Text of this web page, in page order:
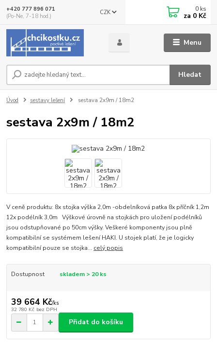
Menu
CZK
Hledat
+420 777 896 071
(Po-Ne, 7-18 hod.)
0 ks
za 0 Kč
Úvod sestavy lešení sestava 2x9m / 18m2
sestava 2x9m / 18m2
V ceně produktu: 8x stojka výška 2,0m -obdelníková patka 8x příčník 1,2m
12x podélník 3,0m Výškové úrovně na stojkách pro uložení podélníků
jsou odstupňované po 50cm výšky. Veškeré komponenty jsou plně
kompatibilní se systémem lešení HAKI. U stojek platí, že je logicky
kompatibilní pouze se stojka... celý popis
Dostupnost skladem > 20 ks
39 664 Kč/ks
32 780 Kč bez DPH
Přidat do košíku